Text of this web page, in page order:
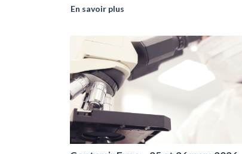
En savoir plus